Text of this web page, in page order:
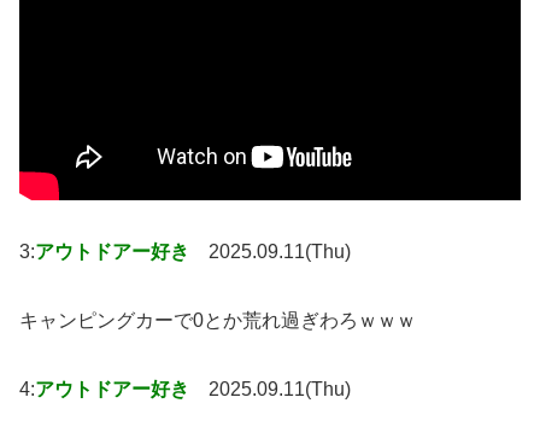
3:アウトドアー好き 2025.09.11(Thu)
キャンピングカーで0とか荒れ過ぎわろｗｗｗ
4:アウトドアー好き 2025.09.11(Thu)